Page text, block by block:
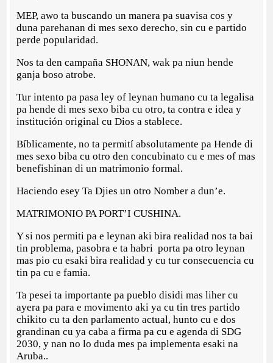
MEP, awo ta buscando un manera pa suavisa cos y
duna parehanan di mes sexo derecho, sin cu e partido
perde popularidad.
Nos ta den campaña SHONAN, wak pa niun hende
ganja boso atrobe.
Tur intento pa pasa ley of leynan humano cu ta legalisa
pa hende di mes sexo biba cu otro, ta contra e idea y
institución original cu Dios a stablece.
Bíblicamente, no ta permití absolutamente pa Hende di
mes sexo biba cu otro den concubinato cu e mes of mas
benefishinan di un matrimonio formal.
Haciendo esey Ta Djies un otro Nomber a dun’e.
MATRIMONIO PA PORT’I CUSHINA.
Y si nos permiti pa e leynan aki bira realidad nos ta bai
tin problema, pasobra e ta habri porta pa otro leynan
mas pio cu esaki bira realidad y cu tur consecuencia cu
tin pa cu e famia.
Ta pesei ta importante pa pueblo disidi mas liher cu
ayera pa para e movimento aki ya cu tin tres partido
chikito cu ta den parlamento actual, hunto cu e dos
grandinan cu ya caba a firma pa cu e agenda di SDG
2030, y nan no lo duda mes pa implementa esaki na
Aruba..